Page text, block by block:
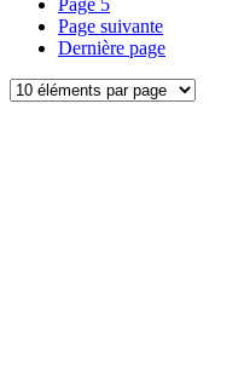
Page 5
Page suivante
Dernière page